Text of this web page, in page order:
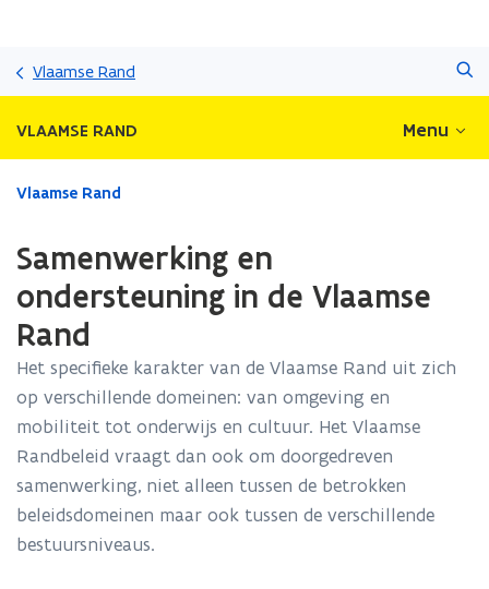
gaan
Vlaamse Rand
VLAAMSE RAND Menu
Gedaan
zich
op:
Samenwerking
ondersteuning
Vlaamse
Rand
Vlaamse Rand
Samenwerking en
ondersteuning in de Vlaamse
Rand
Het specifieke karakter van de Vlaamse Rand uit zich
op verschillende domeinen: van omgeving en
mobiliteit tot onderwijs en cultuur. Het Vlaamse
Randbeleid vraagt dan ook om doorgedreven
samenwerking, niet alleen tussen de betrokken
beleidsdomeinen maar ook tussen de verschillende
bestuursniveaus.